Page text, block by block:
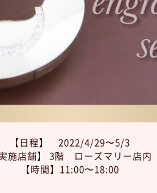
【日程】 2022/4/29〜5/3
実施店舗】 3階 ローズマリー店内
【時間】11:00〜18:00